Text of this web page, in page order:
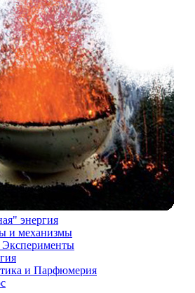
энергия
и механизмы
и Парфюмерия